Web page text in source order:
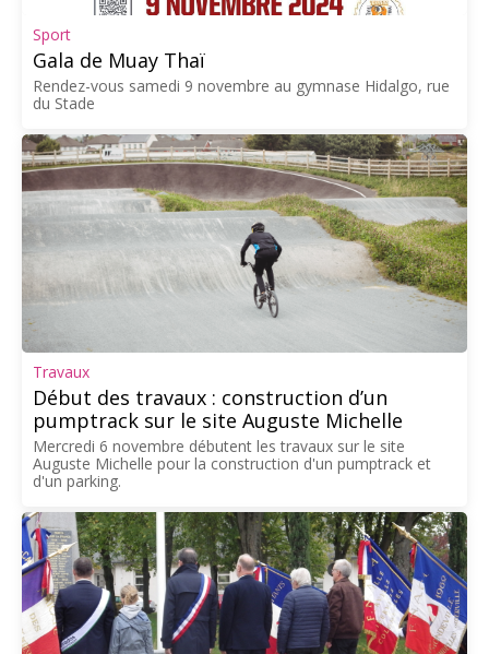
Sport
Gala de Muay Thaï
Rendez-vous samedi 9 novembre au gymnase Hidalgo, rue
du Stade
Travaux
Début des travaux : construction d’un
pumptrack sur le site Auguste Michelle
Mercredi 6 novembre débutent les travaux sur le site
Auguste Michelle pour la construction d'un pumptrack et
d'un parking.